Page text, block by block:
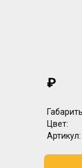
₽
Цвет:
Артикул: